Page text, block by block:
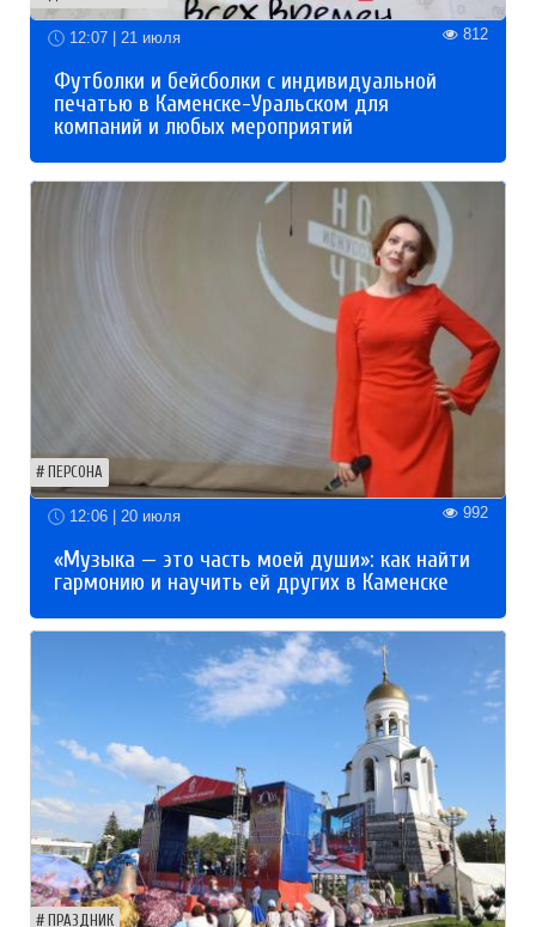
12:07 | 21 июля 812
Футболки и бейсболки с индивидуальной
печатью в Каменске-Уральском для
компаний и любых мероприятий
ПЕРСОНА
12:06 | 20 июля 992
«Музыка — это часть моей души»: как найти
гармонию и научить ей других в Каменске
ПРАЗДНИК